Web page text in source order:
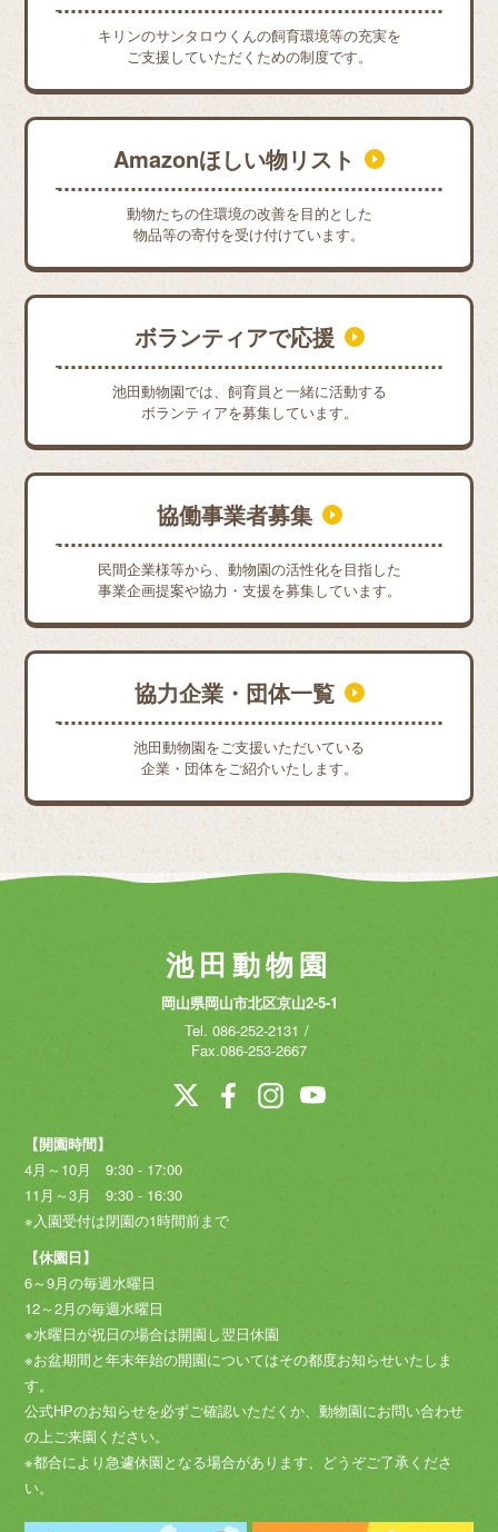
キリンのサンタロウくんの飼育環境等の充実を
ご支援していただくための制度です。
Amazonほしい物リスト
動物たちの住環境の改善を目的とした
物品等の寄付を受け付けています。
ボランティアで応援
池田動物園では、飼育員と一緒に活動する
ボランティアを募集しています。
協働事業者募集
民間企業様等から、動物園の活性化を目指した
事業企画提案や協力・支援を募集しています。
協力企業・団体一覧
池田動物園をご支援いただいている
企業・団体をご紹介いたします。
池田動物園
岡山県岡山市北区京山2-5-1
Tel. 086-252-2131
Fax.086-253-2667
【開園時間】
4月～10月 9:30 - 17:00
11月～3月 9:30 - 16:30
※入園受付は閉園の1時間前まで
【休園日】
6～9月の毎週水曜日
12～2月の毎週水曜日
※水曜日が祝日の場合は開園し翌日休園
※お盆期間と年末年始の開園についてはその都度お知らせいたしま
す。
公式HPのお知らせを必ずご確認いただくか、動物園にお問い合わせ
の上ご来園ください。
※都合により急遽休園となる場合があります、どうぞご了承くださ
い。